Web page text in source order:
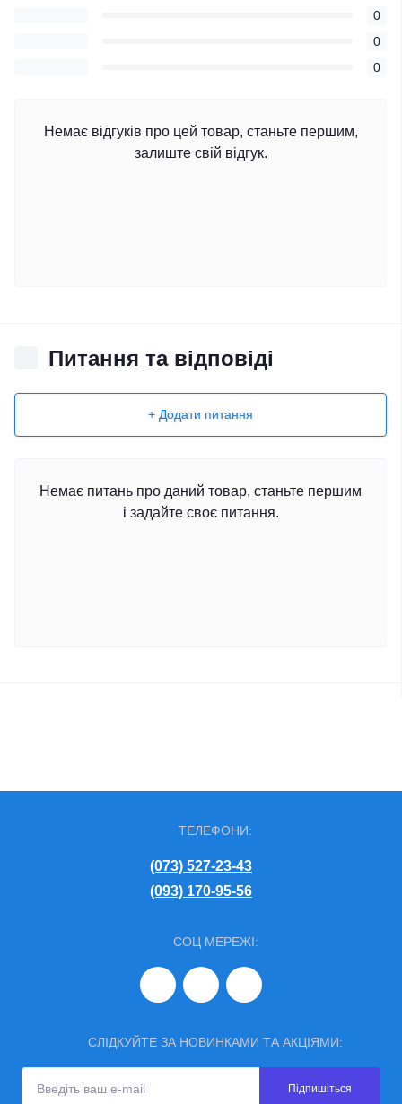
0
0
0
Немає відгуків про цей товар, станьте першим,
залиште свій відгук.
Питання та відповіді
+ Додати питання
Немає питань про даний товар, станьте першим
і задайте своє питання.
ТЕЛЕФОНИ:
(073) 527-23-43
(093) 170-95-56
СОЦ МЕРЕЖІ:
СЛІДКУЙТЕ ЗА НОВИНКАМИ ТА АКЦІЯМИ:
Підпишіться